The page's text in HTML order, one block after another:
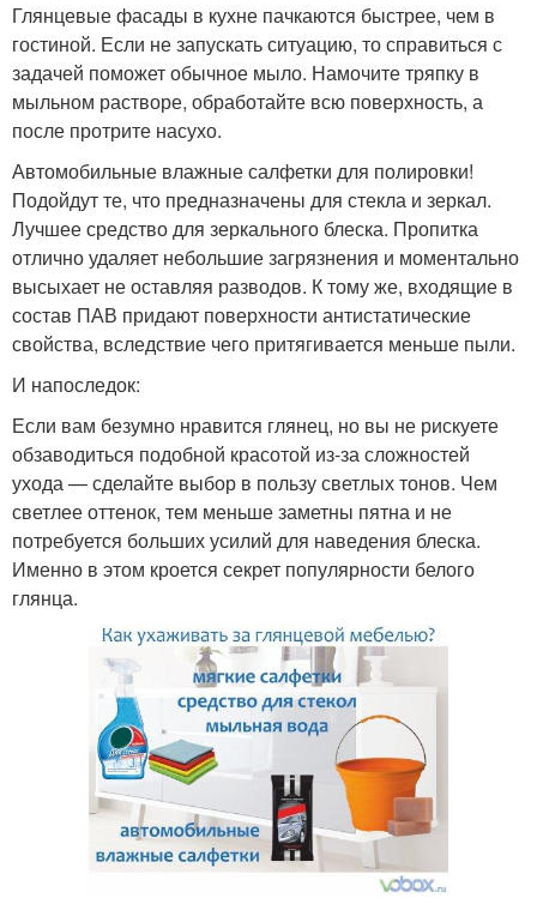
Глянцевые фасады в кухне пачкаются быстрее, чем в
гостиной. Если не запускать ситуацию, то справиться с
задачей поможет обычное мыло. Намочите тряпку в
мыльном растворе, обработайте всю поверхность, а
после протрите насухо.
Автомобильные влажные салфетки для полировки!
Подойдут те, что предназначены для стекла и зеркал.
Лучшее средство для зеркального блеска. Пропитка
отлично удаляет небольшие загрязнения и моментально
высыхает не оставляя разводов. К тому же, входящие в
состав ПАВ придают поверхности антистатические
свойства, вследствие чего притягивается меньше пыли.
И напоследок:
Если вам безумно нравится глянец, но вы не рискуете
обзаводиться подобной красотой из-за сложностей
ухода — сделайте выбор в пользу светлых тонов. Чем
светлее оттенок, тем меньше заметны пятна и не
потребуется больших усилий для наведения блеска.
Именно в этом кроется секрет популярности белого
глянца.